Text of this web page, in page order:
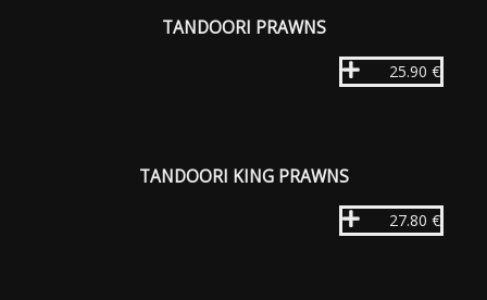
TANDOORI PRAWNS
25.90 €
TANDOORI KING PRAWNS
27.80 €